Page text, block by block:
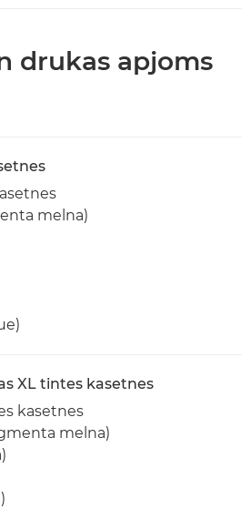
drukas apjoms
melna)
XL tintes kasetnes
kasetnes
melna)